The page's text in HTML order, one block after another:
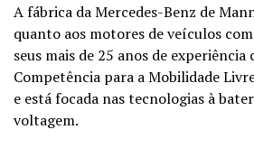
A fábrica da Mercedes-Benz de
quanto aos motores de veículos
seus mais de 25 anos de
Competência para a Mobilidade
e está focada nas tecnologias à
voltagem.